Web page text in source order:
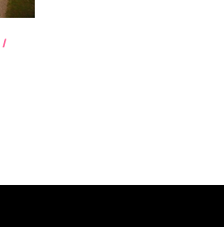
/